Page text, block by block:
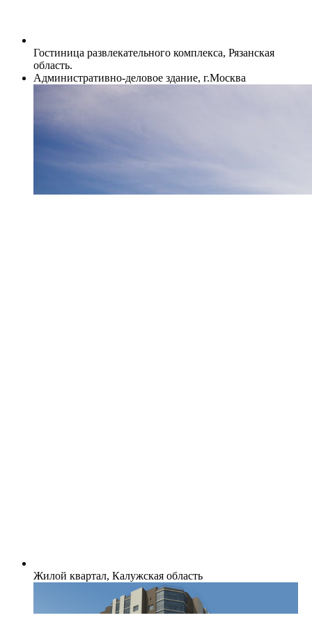
Гостиница развлекательного комплекса, Рязанская
область.
Административно-деловое здание, г.Москва
Жилой квартал, Калужская область